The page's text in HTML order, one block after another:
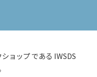
ョップ である IWSDS